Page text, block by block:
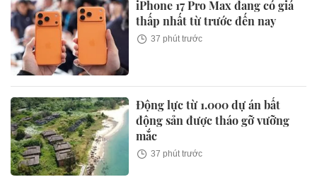
iPhone 17 Pro Max đang có giá
thấp nhất từ trước đến nay
37 phút trước
Động lực từ 1.000 dự án bất
động sản được tháo gỡ vưỡng
mắc
37 phút trước